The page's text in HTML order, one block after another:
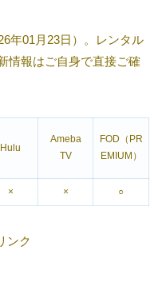
年01月23日）。レンタル
情報はご自身で直接ご確
Hulu
Ameba
TV
FOD（PR
EMIUM）
× × ○
ンク